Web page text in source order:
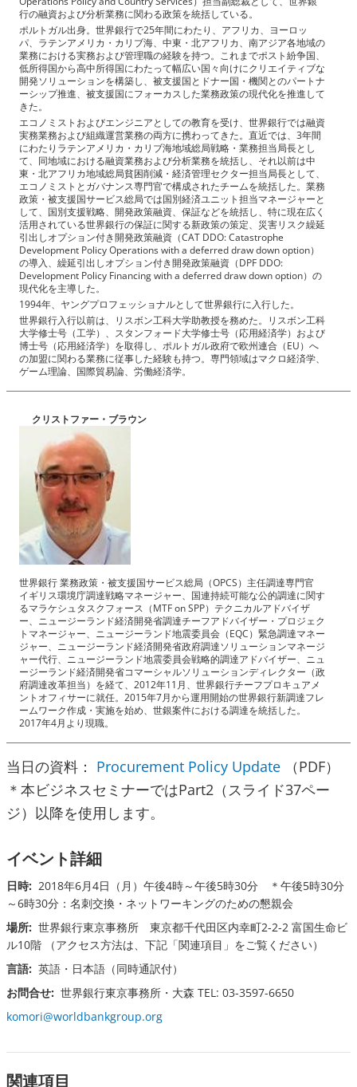
行の融資および分析業務に関わる政策を統括している。
ポルトガル出身。世界銀行で25年間にわたり、アフリカ、ヨーロッ
パ、ラテンアメリカ・カリブ海、中東・北アフリカ、南アジア各地域の
業務における実務および管理職の経験を持つ。これまでポスト紛争国、
低所得国から高中所得国にわたって幅広い国々向けにクリエイティブな
開発ソリューションを構築し、被支援国とドナー国・機関とのパートナ
ーシップ推進、被支援国にフォーカスした業務政策の現代化を推進して
きた。
エコノミストおよびエンジニアとしての教育を受け、世界銀行では融資
実務業務および組織運営業務の両方に携わってきた。直近では、3年間
にわたりラテンアメリカ・カリブ海地域総局戦略・業務担当局長とし
て、同地域における融資業務および分析業務を統括し、それ以前は中
東・北アフリカ地域総局貧困削減・経済管理セクター担当局長として、
エコノミストとガバナンス専門官で構成されたチームを統括した。業務
政策・被支援国サービス総局では国別経済ユニット担当マネージャーと
して、国別支援戦略、開発政策融資、保証などを統括し、特に現在広く
活用されている世界銀行の保証に関する新政策の策定、災害リスク繰延
引出しオプション付き開発政策融資（CAT DDO: Catastrophe
Development Policy Operations with a deferred draw down option）
の導入、繰延引出しオプション付き開発政策融資（DPF DDO:
Development Policy Financing with a deferred draw down option）の
現代化を主導した。
1994年、ヤングプロフェッショナルとして世界銀行に入行した。
世界銀行入行以前は、リスボン工科大学助教授を務めた。リスボン工科
大学修士号（工学）、スタンフォード大学修士号（応用経済学）および
博士号（応用経済学）を取得し、ポルトガル政府で欧州連合（EU）へ
の加盟に関わる業務に従事した経験も持つ。専門領域はマクロ経済学、
ゲーム理論、国際貿易論、労働経済学。
クリストファー・ブラウン
世界銀行 業務政策・被支援国サービス総局（OPCS）主任調達専門官
イギリス環境庁調達戦略マネージャー、国連持続可能な公的調達に関す
るマラケシュタスクフォース（MTF on SPP）テクニカルアドバイザ
ー、ニュージーランド経済開発省調達チーフアドバイザー・プロジェク
トマネージャー、ニュージーランド地震委員会（EQC）緊急調達マネー
ジャー、ニュージーランド経済開発省政府調達ソリューションマネージ
ャー代行、ニュージーランド地震委員会戦略的調達アドバイザー、ニュ
ージーランド経済開発省コマーシャルソリューションディレクター（政
府調達改革担当）を経て、2012年11月、世界銀行チーフプロキュアメ
ントオフィサーに就任。2015年7月から運用開始の世界銀行新調達フレ
ームワーク作成・実施を始め、世銀案件における調達を統括した。
2017年4月より現職。
当日の資料： Procurement Policy Update （PDF）
＊本ビジネスセミナーではPart2（スライド37ペー
ジ）以降を使用します。
イベント詳細
日時: 2018年6月4日（月）午後4時～午後5時30分 ＊午後5時30分
～6時30分：名刺交換・ネットワーキングのための懇親会
場所: 世界銀行東京事務所 東京都千代田区内幸町2-2-2 富国生命ビ
ル10階 （アクセス方法は、下記「関連項目」をご覧ください）
言語: 英語・日本語（同時通訳付）
お問合せ: 世界銀行東京事務所・大森 TEL: 03-3597-6650
komori@worldbankgroup.org
関連項目